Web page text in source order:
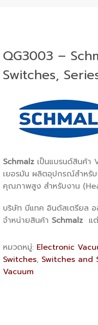
QG3003 –
Switches,
Schmalzเป็นแบรนด์สินค้า
เยอรมัน ผลิตอุปกรณ์สำหรั
คุณภาพสูง สำหรับงาน
บริษัท บีแทค อินดัสเตรียล
จำหน่ายสินค้า Schmalzแต่
หมวดหมู่: Electronic
Switches, Switches and
Vacuum